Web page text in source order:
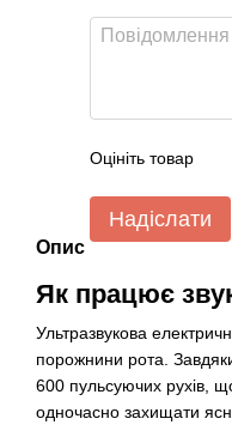
Оцініть товар
Надіслати
Опис
Як працює
Ультразвукова
порожнини рота.
600 пульсуючих рухів,
одночасно захищати